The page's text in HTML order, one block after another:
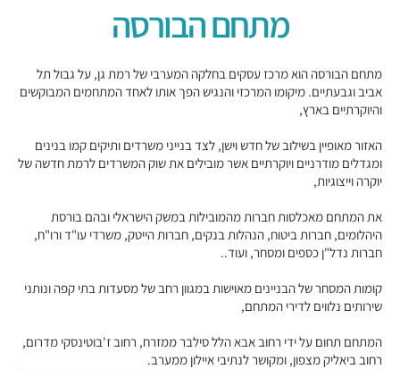
מתחם הבורסה
מתחם הבורסה הוא מרכז עסקים בחלקה המערבי של רמת גן, על גבול תל
אביב וגבעתיים. מיקומו המרכזי והנגיש הפך אותו לאחד המתחמים המבוקשים
והיוקרתיים בארץ,
האזור מאופיין בשילוב של חדש וישן, לצד בנייני משרדים ותיקים קמו בנינים
ומגדלים מודרניים ויוקרתיים אשר מובילים את שוק המשרדים לרמת חדשה של
יוקרה וייצוגיות,
את המתחם מאכלסות חברות מהמובילות במשק הישראלי ובהם בורסת
היהלומים, חברות ביטוח, הנהלות בנקים, חברות הייטק, משרדי עו"ד ורו"ח,
חברות נדל"ן כספים ומסחר, ועוד..
קומות המסחר של הבניינים מאוישות במגוון רחב של מסעדות בתי קפה ונותני
שירותים נלווים לדירי המתחם,
המתחם תחום על ידי רחוב אבא הלל סילבר ממזרח, רחוב ז'בוטינסקי מדרום,
רחוב ביאליק מצפון, ומקושר לנתיבי איילון ממערב.